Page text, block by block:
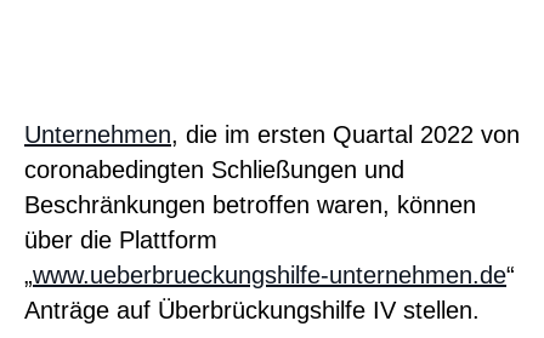
Unternehmen, die im ersten Quartal 2022 von
coronabedingten Schließungen und
Beschränkungen betroffen waren, können
über die Plattform
„www.ueberbrueckungshilfe-unternehmen.de“
Anträge auf Überbrückungshilfe IV stellen.